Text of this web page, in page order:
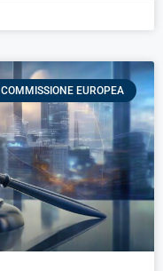
COMMISSIONE EUROPEA